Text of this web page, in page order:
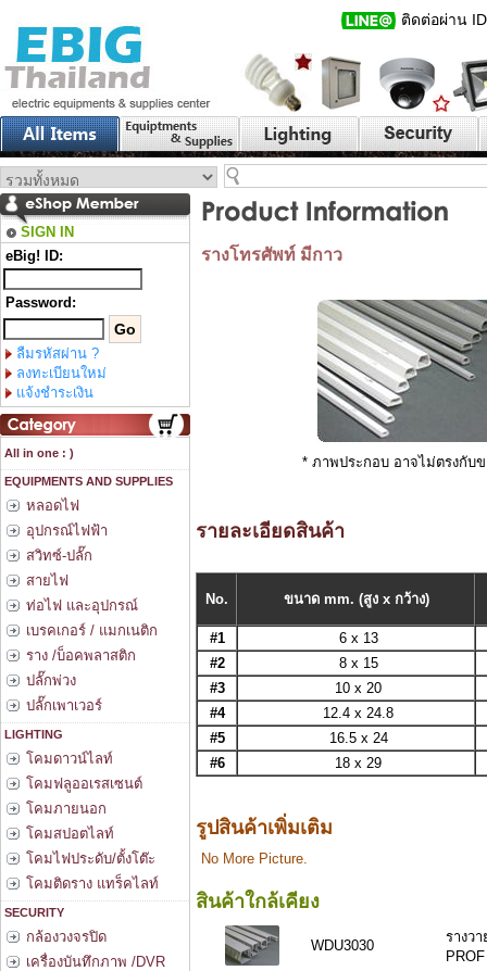
ติดต่อผ่าน
SIGN IN
eBig! ID:
Password:
ลืมรหัสผ่าน ?
ลงทะเบียนใหม่
แจ้งชำระเงิน
All in one : )
EQUIPMENTS AND SUPPLIES
หลอดไฟ
อุปกรณ์ไฟฟ้า
สวิทซ์-ปลั๊ก
สายไฟ
ท่อไฟ และอุปกรณ์
เบรคเกอร์ / แมกเนติก
ราง /บ็อคพลาสติก
ปลั๊กพ่วง
ปลั๊กเพาเวอร์
LIGHTING
โคมดาวน์ไลท์
โคมฟลูออเรสเซนต์
โคมภายนอก
โคมสปอตไลท์
โคมไฟประดับ/ตั้งโต๊ะ
โคมติดราง แทร็คไลท์
SECURITY
กล้องวงจรปิด
เครื่องบันทึกภาพ /DVR
รางโทรศัพท์ มีกาว
* ภาพประกอบ อาจไม่ตรงกับข
รายละเอียดสินค้า
No. ขนาด mm. (สูง x กว้าง)
#1 6 x 13
#2
8 x 15
#3
10 x 20
#4
12.4 x 24.8
#5
16.5 x 24
#6
18 x 29
รูปสินค้าเพิ่มเติม
No More Picture.
สินค้าใกล้เคียง
WDU3030
รางว